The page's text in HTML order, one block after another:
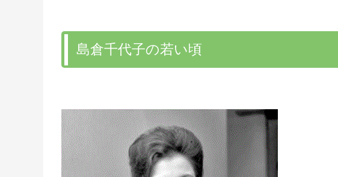
島倉千代子の若い頃